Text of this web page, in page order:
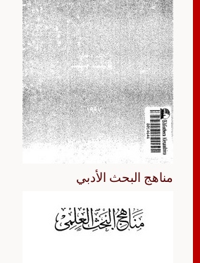
مناهج البحث الأدبي